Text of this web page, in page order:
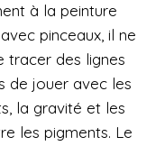
à la peinture
pinceaux, il ne
tracer des lignes
de jouer avec les
la gravité et les
les pigments. Le